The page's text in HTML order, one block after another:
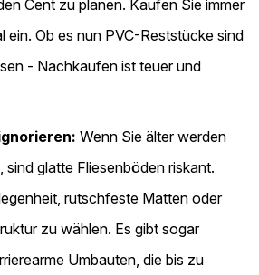
Cent zu planen. Kaufen Sie immer
ein. Ob es nun PVC-Reststücke sind
- Nachkaufen ist teuer und
Wenn Sie älter werden
sind glatte Fliesenböden riskant.
rutschfeste Matten oder
zu wählen. Es gibt sogar
Umbauten, die bis zu